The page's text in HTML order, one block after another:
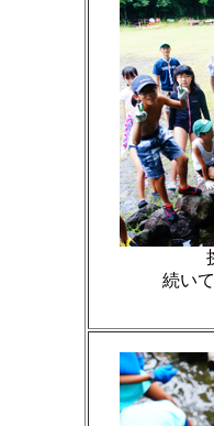
続い